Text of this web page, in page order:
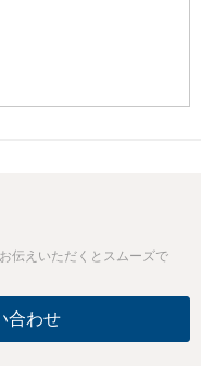
伝えいただくとスムーズで
合わせ